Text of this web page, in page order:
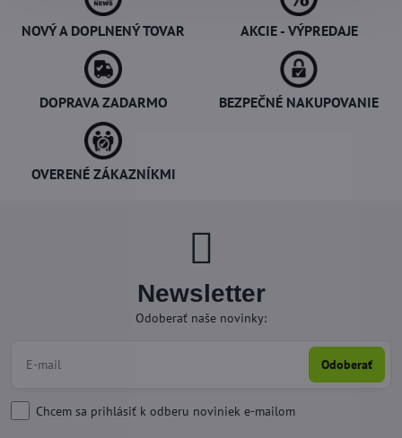
NOVÝ A DOPLNENÝ TOVAR AKCIE - VÝPREDAJE
DOPRAVA ZADARMO BEZPEČNÉ NAKUPOVANIE
OVERENÉ ZÁKAZNÍKMI
Newsletter
Odoberať naše novinky:
Odoberať
Chcem sa prihlásiť k odberu noviniek e-mailom